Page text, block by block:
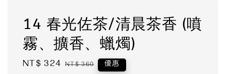
14 春光佐茶/清晨茶香 (噴
霧、擴香、蠟燭)
Sale
NT$ 324 Regular
NT$ 360 優惠